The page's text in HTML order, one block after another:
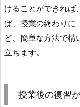
けることができれば
ば、授業の終わりに
ど、簡単な方法で構
立ちます。
授業後の復習